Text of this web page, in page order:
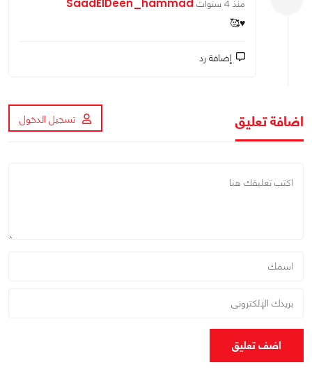
منذ 4 سنوات
♥️🥰
إضافة رد
اضافة تعليق تسجيل الدخول
اضف تعليق